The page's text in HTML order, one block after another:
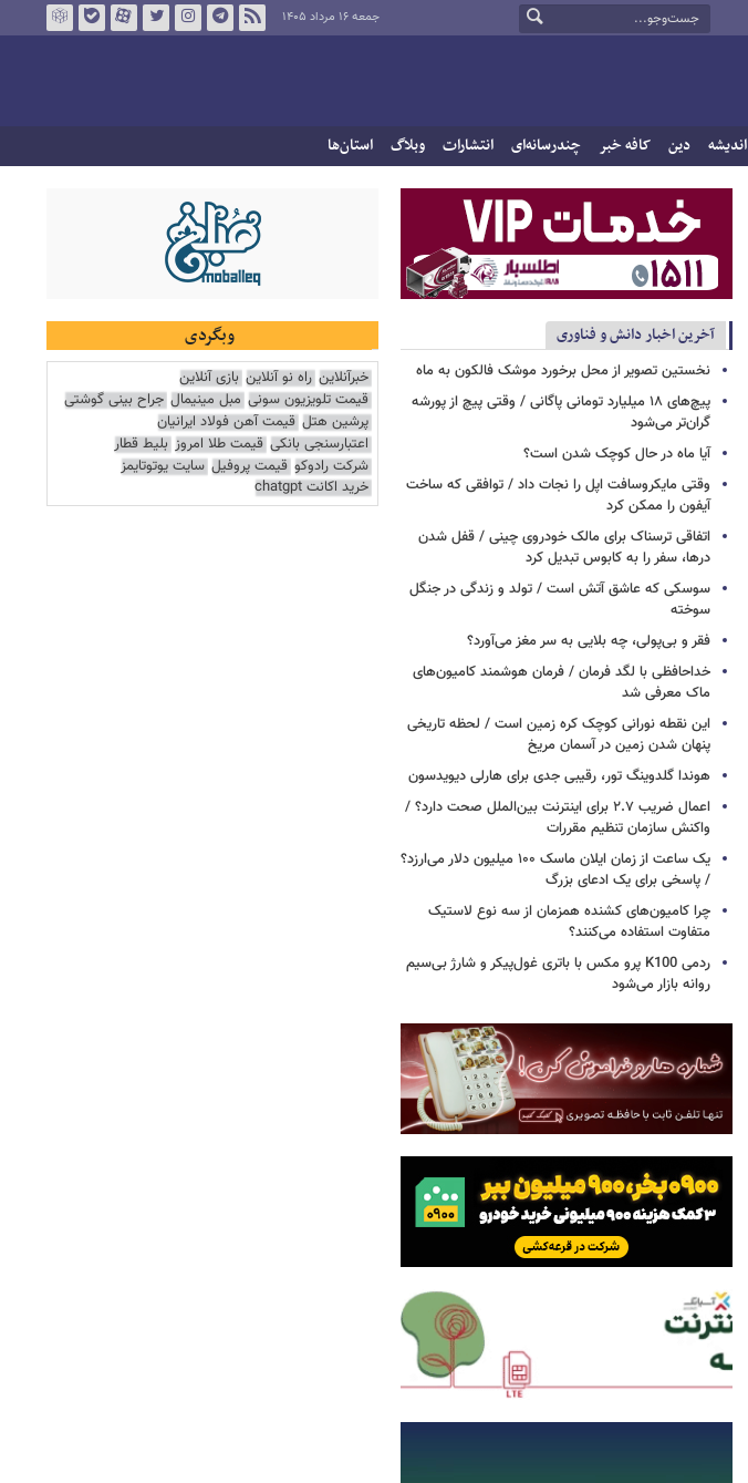
جمعه ۱۶ مرداد ۱۴۰۵
اندیشه دین کافه خبر چندرسانه‌ای انتشارات وبلاگ استان‌ها
آخرین اخبار دانش و فناوری
نخستین تصویر از محل برخورد موشک فالکون به ماه
پیچ‌های ۱۸ میلیارد تومانی پاگانی / وقتی پیچ از پورشه
گران‌تر می‌شود
آیا ماه در حال کوچک شدن است؟
وقتی مایکروسافت اپل را نجات داد / توافقی که ساخت
آیفون را ممکن کرد
اتفاقی ترسناک برای مالک خودروی چینی / قفل شدن
درها، سفر را به کابوس تبدیل کرد
سوسکی که عاشق آتش است / تولد و زندگی در جنگل
سوخته
فقر و بی‌پولی، چه بلایی به سر مغز می‌آورد؟
خداحافظی با لگد فرمان / فرمان هوشمند کامیون‌های
ماک معرفی شد
این نقطه نورانی کوچک کره زمین است / لحظه تاریخی
پنهان شدن زمین در آسمان مریخ
هوندا گلدوینگ تور، رقیبی جدی برای هارلی دیویدسون
اعمال ضریب ۲.۷ برای اینترنت بین‌الملل صحت دارد؟ /
واکنش سازمان تنظیم مقررات
/ پاسخی برای یک ادعای بزرگ
چرا کامیون‌های کشنده همزمان از سه نوع لاستیک
متفاوت استفاده می‌کنند؟
ردمی K100 پرو مکس با باتری غول‌پیکر و شارژ بی‌سیم
وبگردی
خبرآنلاین راه نو آنلاین بازی آنلاین
قیمت تلویزیون سونی مبل مینیمال جراح بینی گوشتی
پرشین هتل قیمت آهن فولاد ایرانیان
اعتبارسنجی بانکی قیمت طلا امروز بلیط قطار
شرکت رادوکو قیمت پروفیل سایت یوتوتایمز
خرید اکانت chatgpt